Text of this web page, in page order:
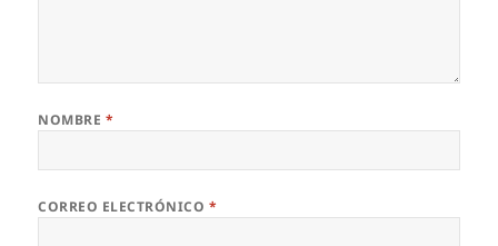
NOMBRE *
CORREO ELECTRÓNICO *